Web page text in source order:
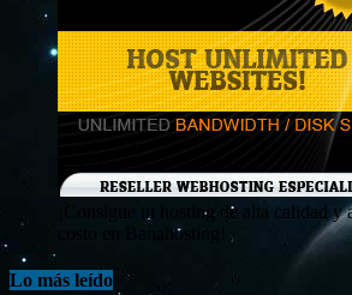
¡Consigue tu hosting de alta calidad y
costo en Banahosting!
Lo más leído